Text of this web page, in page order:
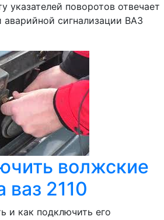
указателей поворотов отвечает
аварийной сигнализации ВАЗ
волжские
ваз 2110
и как подключить его